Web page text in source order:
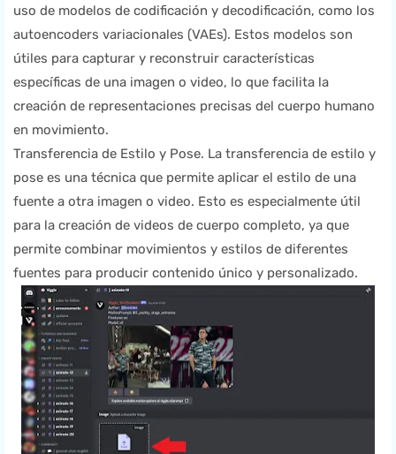
uso de modelos de codificación y decodificación, como los
autoencoders variacionales (VAEs). Estos modelos son
útiles para capturar y reconstruir características
específicas de una imagen o video, lo que facilita la
creación de representaciones precisas del cuerpo humano
en movimiento.
Transferencia de Estilo y Pose. La transferencia de estilo y
pose es una técnica que permite aplicar el estilo de una
fuente a otra imagen o video. Esto es especialmente útil
para la creación de videos de cuerpo completo, ya que
permite combinar movimientos y estilos de diferentes
fuentes para producir contenido único y personalizado.